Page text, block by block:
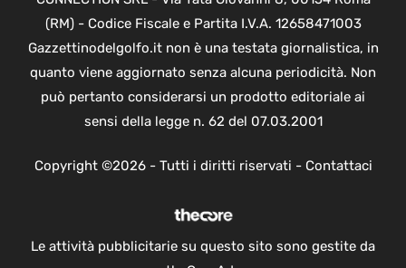
(RM) - Codice Fiscale e Partita I.V.A. 12658471003
Gazzettinodelgolfo.it non è una testata giornalistica, in
quanto viene aggiornato senza alcuna periodicità. Non
può pertanto considerarsi un prodotto editoriale ai
sensi della legge n. 62 del 07.03.2001
Copyright ©2026 - Tutti i diritti riservati - Contattaci
Le attività pubblicitarie su questo sito sono gestite da